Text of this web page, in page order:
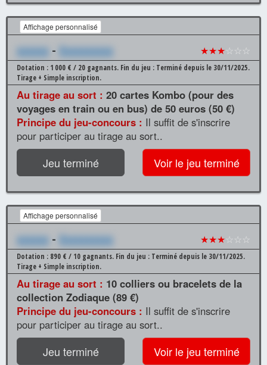
Affichage personnalisé
xxxxxx - Xxxxxxxxxx ★★★☆☆☆
Dotation : 1 000 € / 20 gagnants. Fin du jeu : Terminé depuis le 30/11/2025.
Tirage + Simple inscription.
Au tirage au sort : 20 cartes Kombo (pour des
voyages en train ou en bus) de 50 euros (50 €)
Principe du jeu-concours : Il suffit de s'inscrire
pour participer au tirage au sort..
Jeu terminé Voir le jeu terminé
Affichage personnalisé
xxxxxx - Xxxxxxxxxx ★★★☆☆☆
Dotation : 890 € / 10 gagnants. Fin du jeu : Terminé depuis le 30/11/2025.
Tirage + Simple inscription.
Au tirage au sort : 10 colliers ou bracelets de la
collection Zodiaque (89 €)
Principe du jeu-concours : Il suffit de s'inscrire
pour participer au tirage au sort..
Jeu terminé Voir le jeu terminé